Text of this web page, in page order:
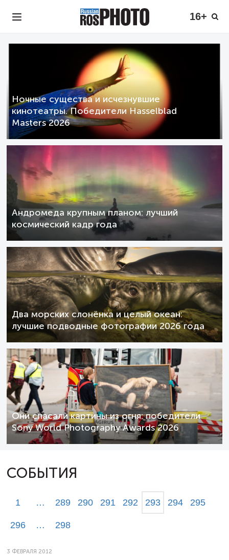
16+
Ночные существа и исчезнувшие
кинотеатры. Победители Hasselblad
Masters 2026
Андромеда крупным планом: лучший
космический кадр года
Два морских слонёнка и целый океан:
лучшие подводные фотографии 2026 года
Они спасали картины из огня: победители
Sony World Photography Awards 2026
СОБЫТИЯ
1 … 289 290 291 292 293 294 295
296 … 298
3 ФЕВРАЛЯ 2012